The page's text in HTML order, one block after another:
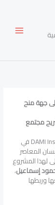
جهة منح
مجتمع
يندرج هذا المقال ضمن مشروع تحليلي أوسع يقدّمه DAMI Institute في
المعاصر
لهذا المشروع
إسماعيل،
وربطها